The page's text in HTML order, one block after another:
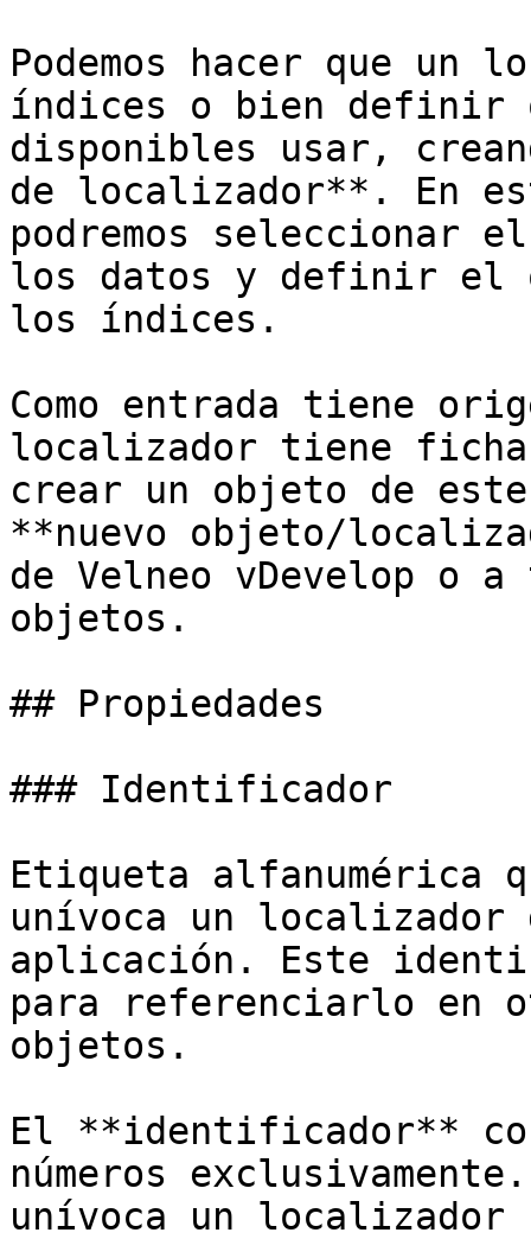
Podemos hacer que un
índices o bien definir
disponibles usar,
de localizador**. En
podremos seleccionar
los datos y definir el
los índices.
Como entrada tiene
localizador tiene
crear un objeto de
**nuevo objeto/
de Velneo vDevelop o
objetos.
## Propiedades
### Identificador
Etiqueta alfanumérica
unívoca un localizador
aplicación. Este
para referenciarlo en
objetos.
El **identificador**
números
unívoca un localizador